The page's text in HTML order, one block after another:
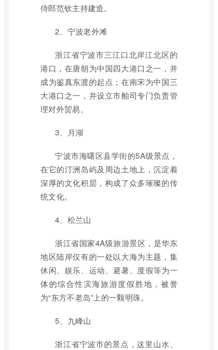
侍郎范钦主持建造。
2、宁波老外滩
浙江省宁波市三江口北岸江北区的
港口，在唐朝为中国四大港口之一，并
成为鉴真东渡的起点；在南宋为中国三
大港口之一，并设立市舶司专门负责管
理对外贸易。
3、月湖
宁波市海曙区县学街的5A级景点，
在它的汀洲岛屿及周边土地上，沉淀着
深厚的文化积层，构成了众多璀璨的传
统文化。
4、松兰山
浙江省国家4A级旅游景区，是华东
地区陆岸仅有的一处以大海为主题，集
休闲、娱乐、运动、避暑、度假等为一
体的综合性滨海旅游度假胜地，被誉
为“东方不老岛”上的一颗明珠。
5、九峰山
浙江省宁波市的景点，这里山水、